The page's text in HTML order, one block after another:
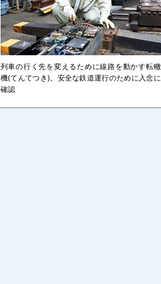
列車の行く先を変えるために線路を動かす転轍
機(てんてつき)。安全な鉄道運行のために入念に
確認